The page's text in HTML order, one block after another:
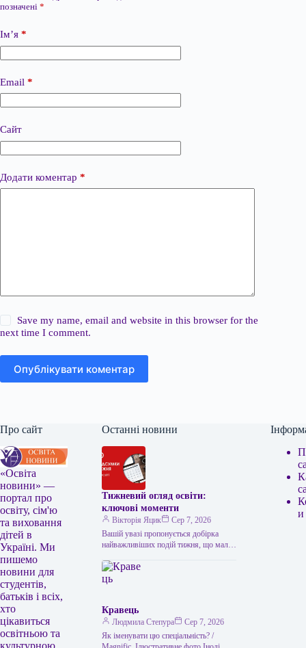
позначені *
Ім’я *
Email *
Сайт
Додати коментар *
Save my name, email and website in this browser for the
next time I comment.
Опублікувати коментар
Про сайт
«Освіта
новини» —
портал про
освіту, сім'ю
та виховання
дітей в
Україні. Ми
пишемо
новини для
студентів,
батьків і всіх,
хто
цікавиться
освітньою та
Останні новини
Тижневий огляд освіти:
ключові моменти
Вікторія Яцик
Сер 7, 2026
Вашій увазі пропонується добірка
найважливіших подій тижня, що мали
освітні події тижня: підсумки Топ-100
українських…
Кравець
Людмила Степура
Сер 7, 2026
Як іменувати цю спеціальність? /
и